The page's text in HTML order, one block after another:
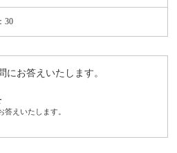
30
にお答えいたします。
答えいたします。